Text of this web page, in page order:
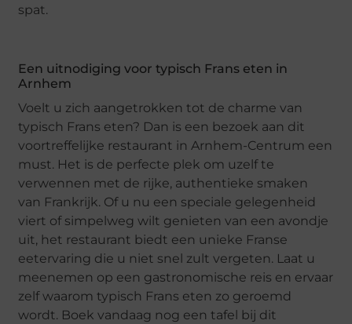
spat.
Een uitnodiging voor typisch Frans eten in
Arnhem
Voelt u zich aangetrokken tot de charme van
typisch Frans eten? Dan is een bezoek aan dit
voortreffelijke restaurant in Arnhem-Centrum een
must. Het is de perfecte plek om uzelf te
verwennen met de rijke, authentieke smaken
van Frankrijk. Of u nu een speciale gelegenheid
viert of simpelweg wilt genieten van een avondje
uit, het restaurant biedt een unieke Franse
eetervaring die u niet snel zult vergeten. Laat u
meenemen op een gastronomische reis en ervaar
zelf waarom typisch Frans eten zo geroemd
wordt. Boek vandaag nog een tafel bij dit